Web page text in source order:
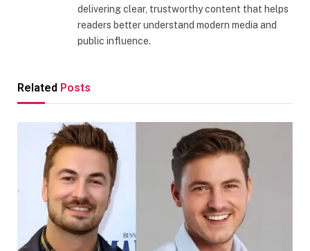
delivering clear, trustworthy content that helps
readers better understand modern media and
public influence.
Related Posts